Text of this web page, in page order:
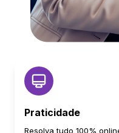
Praticidade
Resolva tudo 100%